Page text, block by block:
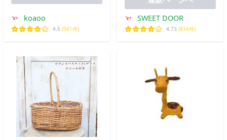
koaoo
4.6 (561件)
SWEET DOOR
4.73 (816件)